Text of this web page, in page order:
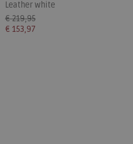
Leather white
€ 219,95
€ 153,97